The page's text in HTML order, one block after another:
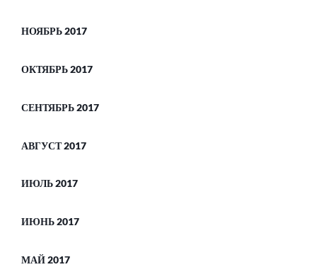
НОЯБРЬ 2017
ОКТЯБРЬ 2017
СЕНТЯБРЬ 2017
АВГУСТ 2017
ИЮЛЬ 2017
ИЮНЬ 2017
МАЙ 2017